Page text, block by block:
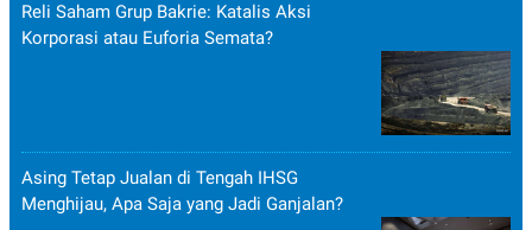
Reli Saham Grup Bakrie: Katalis Aksi
Korporasi atau Euforia Semata?
Asing Tetap Jualan di Tengah IHSG
Menghijau, Apa Saja yang Jadi Ganjalan?